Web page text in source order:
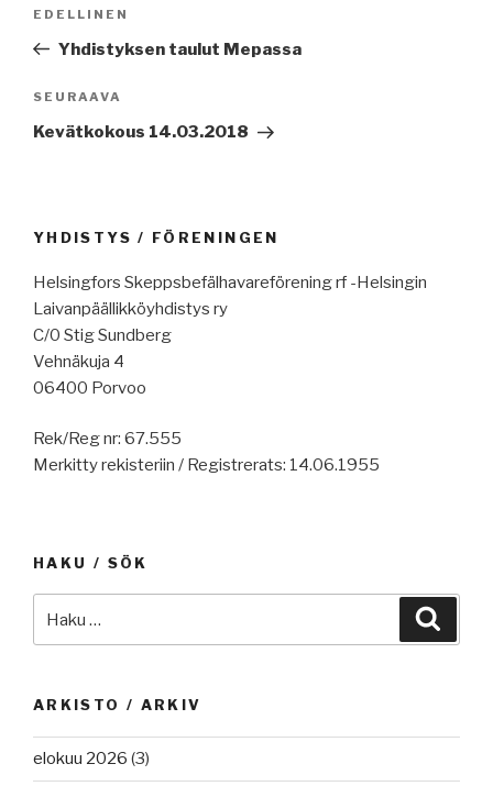
Edellinen
artikkeli
EDELLINEN
Yhdistyksen taulut Mepassa
Seuraava
artikkeli
SEURAAVA
Kevätkokous 14.03.2018
YHDISTYS / FÖRENINGEN
Helsingfors Skeppsbefälhavareförening rf -Helsingin
Laivanpäällikköyhdistys ry
C/0 Stig Sundberg
Vehnäkuja 4
06400 Porvoo
Rek/Reg nr: 67.555
Merkitty rekisteriin / Registrerats: 14.06.1955
HAKU / SÖK
ARKISTO / ARKIV
elokuu 2026 (3)